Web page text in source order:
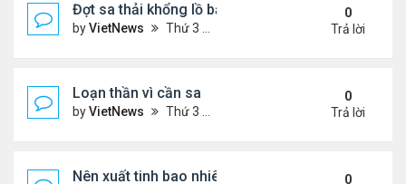
Đợt sa thải khổng lồ bắt đầu tại Amazon
byVietNews Thứ 3 Tháng 11 15, 2022 4:54 pm
0
Trả lời
Loạn thần vì cần sa
byVietNews Thứ 3 Tháng 10 25, 2022 4:45 pm
0
Trả lời
Nên xuất tinh bao nhiêu lần một tuần?
0